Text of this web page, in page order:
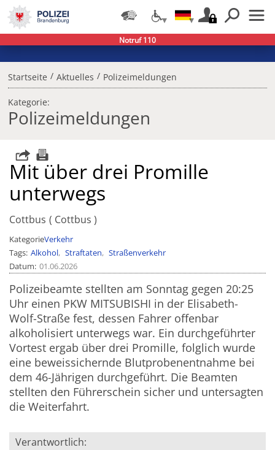
Startseite / Aktuelles / Polizeimeldungen
Kategorie:
Polizeimeldungen
Mit über drei Promille
unterwegs
Cottbus Cottbus
KategorieVerkehr
Tags Alkohol Straftaten
Straßenverkehr
Datum 01.06.2026
Polizeibeamte stellten am Sonntag gegen 20:25
Uhr einen PKW MITSUBISHI in der Elisabeth-
Wolf-Straße fest, dessen Fahrer offenbar
alkoholisiert unterwegs war. Ein durchgeführter
Vortest ergab über drei Promille, folglich wurde
eine beweissichernde Blutprobenentnahme bei
dem 46-Jährigen durchgeführt. Die Beamten
stellten den Führerschein sicher und untersagten
die Weiterfahrt.
Verantwortlich:
Notruf 110